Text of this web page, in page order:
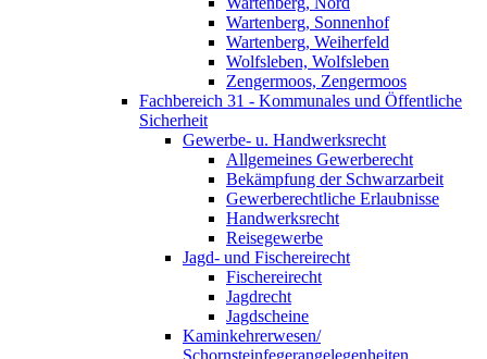
Wartenberg, Sonnenhof
Wartenberg, Weiherfeld
Wolfsleben, Wolfsleben
Zengermoos, Zengermoos
Fachbereich 31 - Kommunales und Öffentliche
Sicherheit
Gewerbe- u. Handwerksrecht
Allgemeines Gewerberecht
Bekämpfung der Schwarzarbeit
Gewerberechtliche Erlaubnisse
Handwerksrecht
Reisegewerbe
Jagd- und Fischereirecht
Fischereirecht
Jagdrecht
Jagdscheine
Kaminkehrerwesen/
Schornsteinfegerangelegenheiten